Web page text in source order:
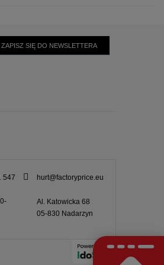
ZAPISZ SIĘ DO NEWSLETTERA
547
hurt@factoryprice.eu
Al. Katowicka 68
05-830 Nadarzyn